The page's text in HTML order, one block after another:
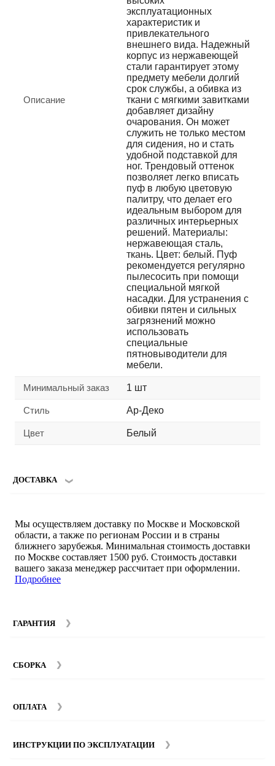
Описание
эксплуатационных
характеристик и
привлекательного
внешнего вида. Надежный
корпус из нержавеющей
стали гарантирует этому
предмету мебели долгий
срок службы, а обивка из
ткани с мягкими завитками
добавляет дизайну
очарования. Он может
служить не только местом
для сидения, но и стать
удобной подставкой для
ног. Трендовый оттенок
позволяет легко вписать
пуф в любую цветовую
палитру, что делает его
идеальным выбором для
различных интерьерных
решений. Материалы:
нержавеющая сталь,
ткань. Цвет: белый. Пуф
рекомендуется регулярно
пылесосить при помощи
специальной мягкой
насадки. Для устранения с
обивки пятен и сильных
загрязнений можно
использовать
специальные
пятновыводители для
мебели.
Минимальный заказ 1 шт
Стиль Ар-Деко
Цвет Белый
ДОСТАВКА
Мы осуществляем доставку по Москве и Московской
области, а также по регионам России и в страны
ближнего зарубежья. Минимальная стоимость доставки
по Москве составляет 1500 руб. Стоимость доставки
вашего заказа менеджер рассчитает при оформлении.
Подробнее
ГАРАНТИЯ
составляет 12 месяцев с момента покупки при
СБОРКА
Стоимость сборки зависит от количества и моделей
ОПЛАТА
ИНСТРУКЦИИ ПО ЭКСПЛУАТАЦИИ